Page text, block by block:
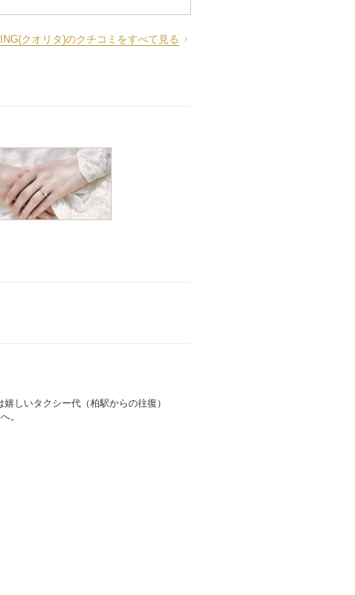
クオリタ)のクチコミをすべて見る
しいタクシー代（柏駅からの往復）
。